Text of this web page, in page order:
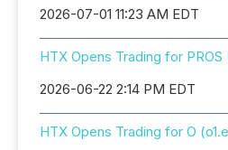
2026-07-01 11:23 AM EDT
HTX Opens Trading for
2026-06-22 2:14 PM EDT
HTX Opens Trading for O